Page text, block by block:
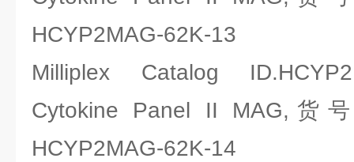
HCYP2MAG-62K-13
Milliplex Catalog
Cytokine Panel II MAG,货
HCYP2MAG-62K-14